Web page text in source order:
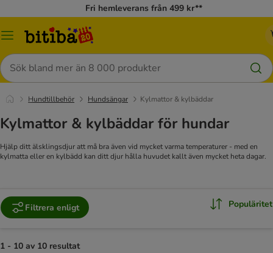
Fri hemleverans från 499 kr**
Meny
Sök
Hundtillbehör Hundsängar Kylmattor & kylbäddar
Kylmattor & kylbäddar för hundar
Hjälp ditt älsklingsdjur att må bra även vid mycket varma temperaturer - med en
kylmatta eller en kylbädd kan ditt djur hålla huvudet kallt även mycket heta dagar.
Filtrera enligt Populäritet
1 - 10 av 10 resultat